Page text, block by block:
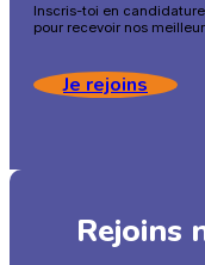
Inscris-toi en
pour recevoir nos
Je rejoins
Rejoins